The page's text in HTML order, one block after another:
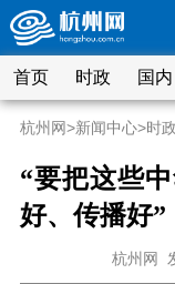
首页 时政 国内
杭州网>新闻中心>时
“要把这些
好、传播好”
杭州网